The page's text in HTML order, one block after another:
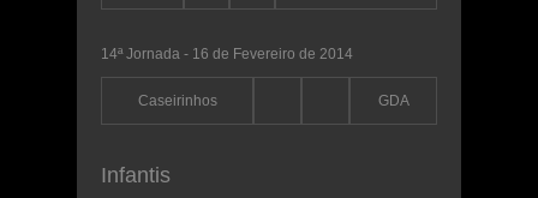
14ª Jornada - 16 de Fevereiro de 2014
Caseirinhos GDA
Infantis